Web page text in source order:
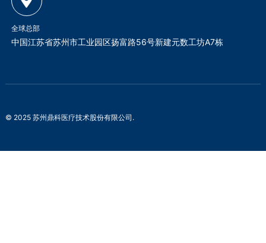
全球总部
中国江苏省苏州市工业园区扬富路56号新建元数工坊A7栋
© 2025 苏州鼎科医疗技术股份有限公司.